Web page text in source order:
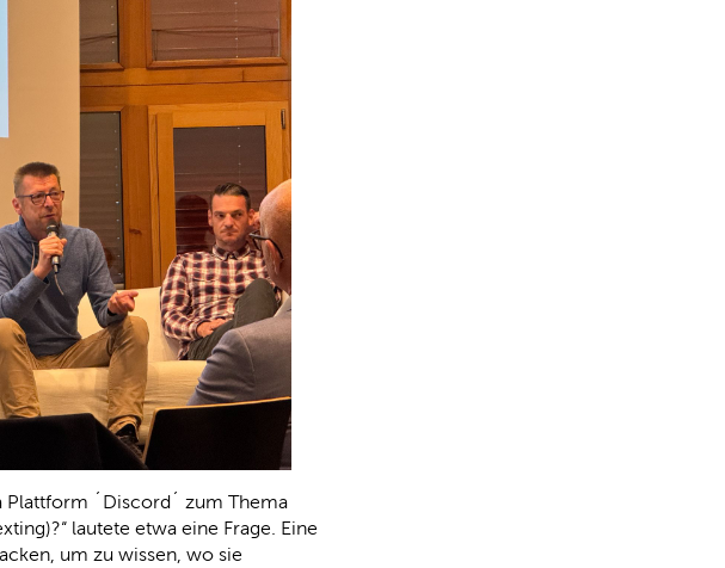
Plattform ´Discord´ zum Thema
lautete etwa eine Frage. Eine
um zu wissen, wo sie